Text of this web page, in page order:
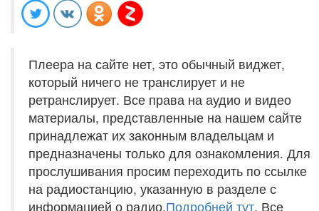
Плеера на сайте нет, это обычный виджет,
который ничего не транслирует и не
ретранслирует. Все права на аудио и видео
материалы, представленные на нашем сайте
принадлежат их законным владельцам и
предназначены только для ознакомления. Для
прослушивания просим переходить по ссылке
на радиостанцию, указанную в разделе с
информацией о радио.Подробней тут. Все